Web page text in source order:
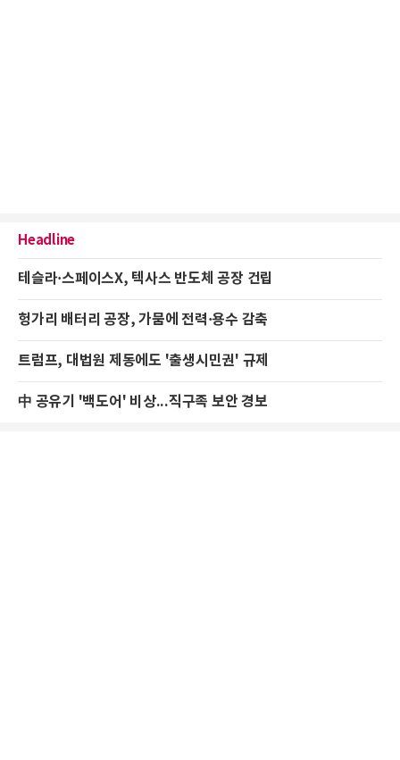
Headline
테슬라·스페이스X, 텍사스 반도체 공장 건립
헝가리 배터리 공장, 가뭄에 전력·용수 감축
트럼프, 대법원 제동에도 '출생시민권' 규제
中 공유기 '백도어' 비상...직구족 보안 경보